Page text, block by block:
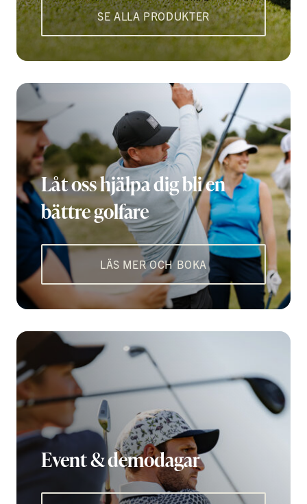
SE ALLA PRODUKTER
Låt oss hjälpa dig bli en
bättre golfare
LÄS MER OCH BOKA
Event & demodagar